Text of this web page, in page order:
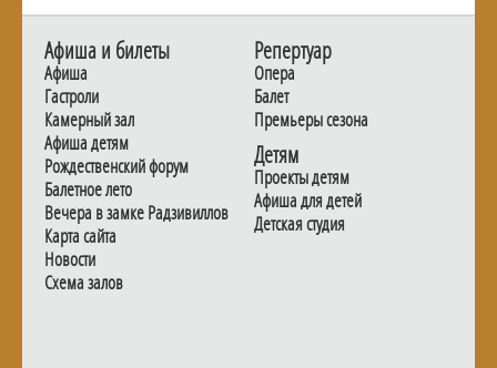
Афиша и билеты
Афиша
Гастроли
Камерный зал
Афиша детям
Рождественский форум
Балетное лето
Вечера в замке Радзивиллов
Карта сайта
Новости
Схема залов
Репертуар
Опера
Балет
Премьеры сезона
Детям
Проекты детям
Афиша для детей
Детская студия